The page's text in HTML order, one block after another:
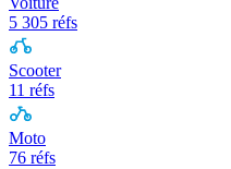
5 305 réfs
Scooter
11 réfs
Moto
76 réfs